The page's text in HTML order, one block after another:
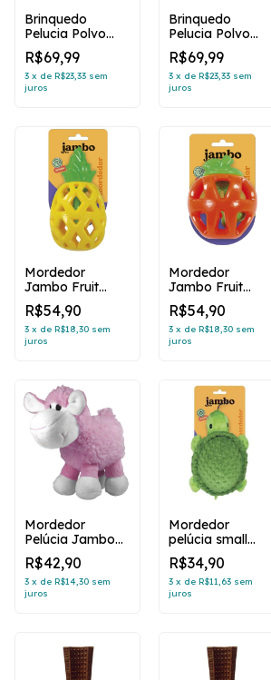
Brinquedo
Pelucia Polvo
Ball Azul Jambo
Pet
R$69,99
3 x deR$23,33 sem
juros
Brinquedo
Pelucia Polvo
Ball Vermelho
Jambo Pet
R$69,99
3 x de R$23,33 sem
juros
Mordedor
Jambo Fruit
Treat Abacaxi
R$54,90
3 x deR$18,30 sem
juros
Mordedor
Jambo Fruit
Treat Laranja
R$54,90
3 x de R$18,30 sem
juros
Mordedor
Pelúcia Jambo
Ovelha Meeeh -
Rosa
R$42,90
3 x deR$14,30 sem
juros
Mordedor
pelúcia small
scan tartaruga
verde
R$34,90
3 x de R$11,63 sem
juros